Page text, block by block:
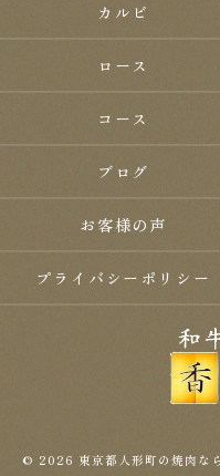
カルビ
ロース
コース
ブログ
お客様の声
プライバシーポリシー
© 2026 東京都人形町の焼肉な